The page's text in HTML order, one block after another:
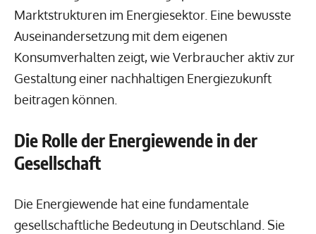
Marktstrukturen im Energiesektor. Eine bewusste
Auseinandersetzung mit dem eigenen
Konsumverhalten zeigt, wie Verbraucher aktiv zur
Gestaltung einer nachhaltigen Energiezukunft
beitragen können.
Die Rolle der Energiewende in der
Gesellschaft
Die Energiewende hat eine fundamentale
gesellschaftliche Bedeutung in Deutschland. Sie